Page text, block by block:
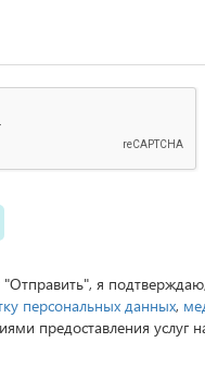
я
персональных данных,
предоставления услуг